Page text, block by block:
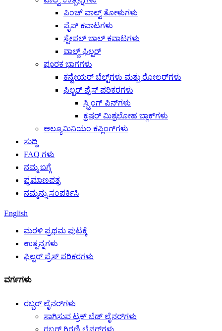
ಪಿಂಚ್ ವಾಲ್ವ್ ತೋಳುಗಳು
ಪೈಪ್ ಕವಾಟಗಳು
ಸ್ಟೇಪಲ್ ಬಾಲ್ ಕವಾಟಗಳು
ವಾಲ್ವ್ ಫಿಲ್ಟರ್
ಪೂರಕ ಭಾಗಗಳು
ಕನ್ವೇಯರ್ ಬೆಲ್ಟ್‌ಗಳು ಮತ್ತು ರೋಲರ್‌ಗಳು
ಫಿಲ್ಟರ್ ಪ್ರೆಸ್ ಪರಿಕರಗಳು
ಸ್ಪ್ರಿಂಗ್ ಪಿನ್‌ಗಳು
ಕ್ರಷರ್ ಮಿಶ್ರಲೋಹ ಬ್ಲಾಕ್‌ಗಳು
ಅಲ್ಯೂಮಿನಿಯಂ ಕಪ್ಲಿಂಗ್‌ಗಳು
ಸುದ್ದಿ
FAQ ಗಳು
ನಮ್ಮ ಬಗ್ಗೆ
ಪ್ರಮಾಣಪತ್ರ
ನಮ್ಮನ್ನು ಸಂಪರ್ಕಿಸಿ
English
ಮರಳಿ ಪ್ರಥಮ ಪುಟಕ್ಕೆ
ಉತ್ಪನ್ನಗಳು
ಫಿಲ್ಟರ್ ಪ್ರೆಸ್ ಪರಿಕರಗಳು
ವರ್ಗಗಳು
ರಬ್ಬರ್ ಲೈನರ್‌ಗಳು
ಸಾಗಿಸುವ ಟ್ರಕ್ ಬೆಡ್ ಲೈನರ್‌ಗಳು
ರಬ್ಬರ್ ಗಿರಣಿ ಲೈನರ್‌ಗಳು